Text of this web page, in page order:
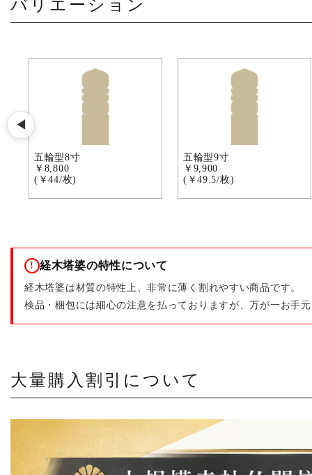
バリエーション
◀
五輪型8寸
￥8,800
(￥44/枚)
五輪型9寸
￥9,900
(￥49.5/枚)
! 経木塔婆の特性について
経木塔婆は材質の特性上、非常に薄く割れやすい商品です。
検品・梱包には細心の注意を払っておりますが、万が一お手
大量購入割引について